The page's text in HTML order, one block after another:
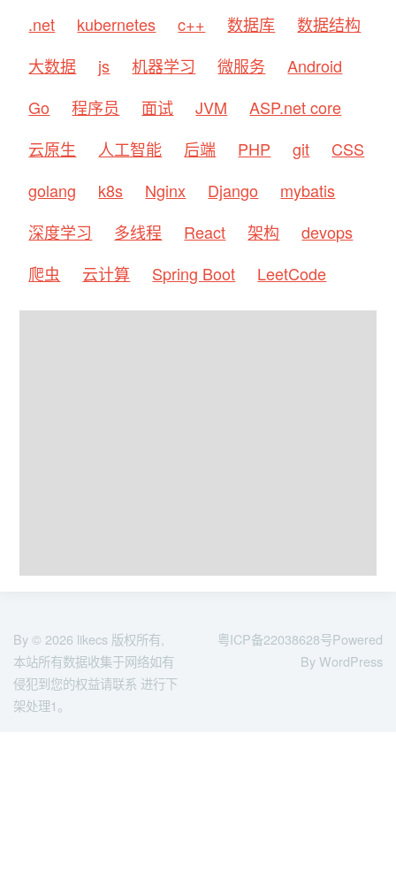
.net
kubernetes c++ 数据库
数据结构
大数据
js 机器学习 微服务
Android
Go
程序员 面试 JVM
ASP.net core
云原生
人工智能 后端 PHP git
CSS
golang
k8s Nginx Django
mybatis
深度学习
多线程 React 架构
devops
爬虫
云计算 Spring Boot LeetCode
By © 2026 likecs 版权所有,
本站所有数据收集于网络如有
侵犯到您的权益请联系 进行下
架处理1。
粤ICP备22038628号Powered
By WordPress